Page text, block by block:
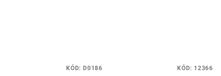
KÓD: D0186 KÓD: 12366